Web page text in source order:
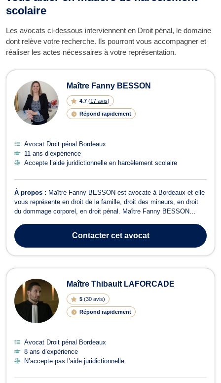
scolaire
Les avocats ci-dessous interviennent en Droit pénal, le domaine
dont relève votre recherche. Ils pourront vous accompagner et
réaliser les actes nécessaires à votre représentation.
Maître Fanny BESSON
4.7 (17 avis)
Répond rapidement
Avocat Droit pénal Bordeaux
11 ans d’expérience
Accepte l’aide juridictionnelle en harcèlement scolaire
À propos : Maître Fanny BESSON est avocate à Bordeaux et elle
vous représente en droit de la famille, droit des mineurs, en droit
du dommage corporel, en droit pénal. Maître Fanny BESSON
des problématiques relatives au divorce, à la séparation, à la
pension alimentaire,...Contactercet avocat
Maître Thibault LAFORCADE
5 (30 avis)
Répond rapidement
Avocat Droit pénal Bordeaux
8 ans d’expérience
N’accepte pas l’aide juridictionnelle